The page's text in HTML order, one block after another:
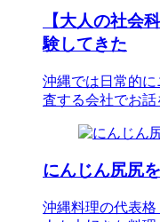
【大人の社会
験してきた
沖縄では日常的
査する会社でお話
にんじん尻尻
沖縄料理の代表